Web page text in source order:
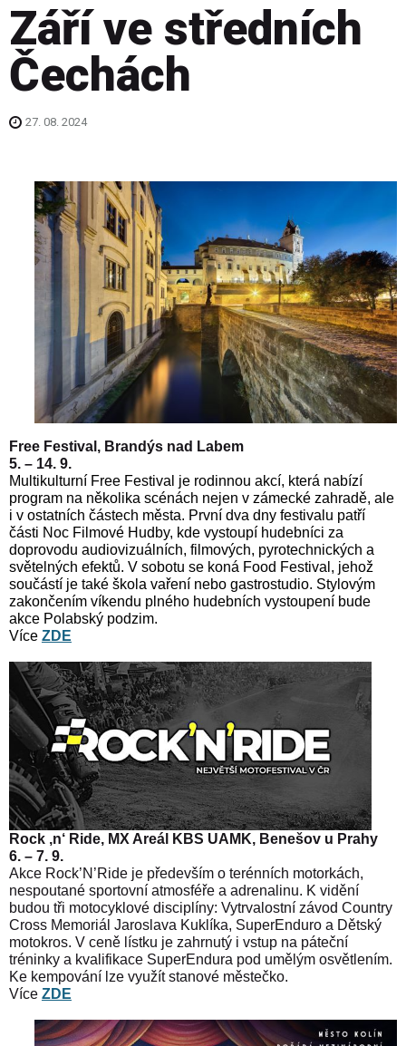
Září ve středních
Čechách
27. 08. 2024
Free Festival, Brandýs nad Labem
5. – 14. 9.
Multikulturní Free Festival je rodinnou akcí, která nabízí
program na několika scénách nejen v zámecké zahradě, ale
i v ostatních částech města. První dva dny festivalu patří
části Noc Filmové Hudby, kde vystoupí hudebníci za
doprovodu audiovizuálních, filmových, pyrotechnických a
světelných efektů. V sobotu se koná Food Festival, jehož
součástí je také škola vaření nebo gastrostudio. Stylovým
zakončením víkendu plného hudebních vystoupení bude
akce Polabský podzim.
Více ZDE
Rock ‚n‘ Ride, MX Areál KBS UAMK, Benešov u Prahy
6. – 7. 9.
Akce Rock’N’Ride je především o terénních motorkách,
nespoutané sportovní atmosféře a adrenalinu. K vidění
budou tři motocyklové disciplíny: Vytrvalostní závod Country
Cross Memoriál Jaroslava Kuklíka, SuperEnduro a Dětský
motokros. V ceně lístku je zahrnutý i vstup na páteční
tréninky a kvalifikace SuperEndura pod umělým osvětlením.
Ke kempování lze využít stanové městečko.
Více ZDE